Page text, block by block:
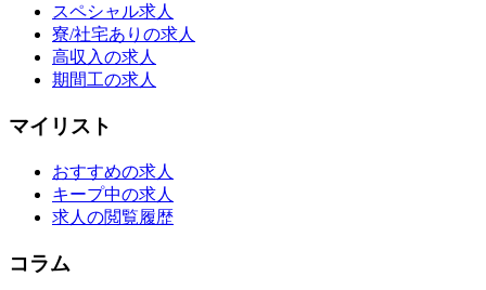
スペシャル求人
寮/社宅ありの求人
高収入の求人
期間工の求人
マイリスト
おすすめの求人
キープ中の求人
求人の閲覧履歴
コラム